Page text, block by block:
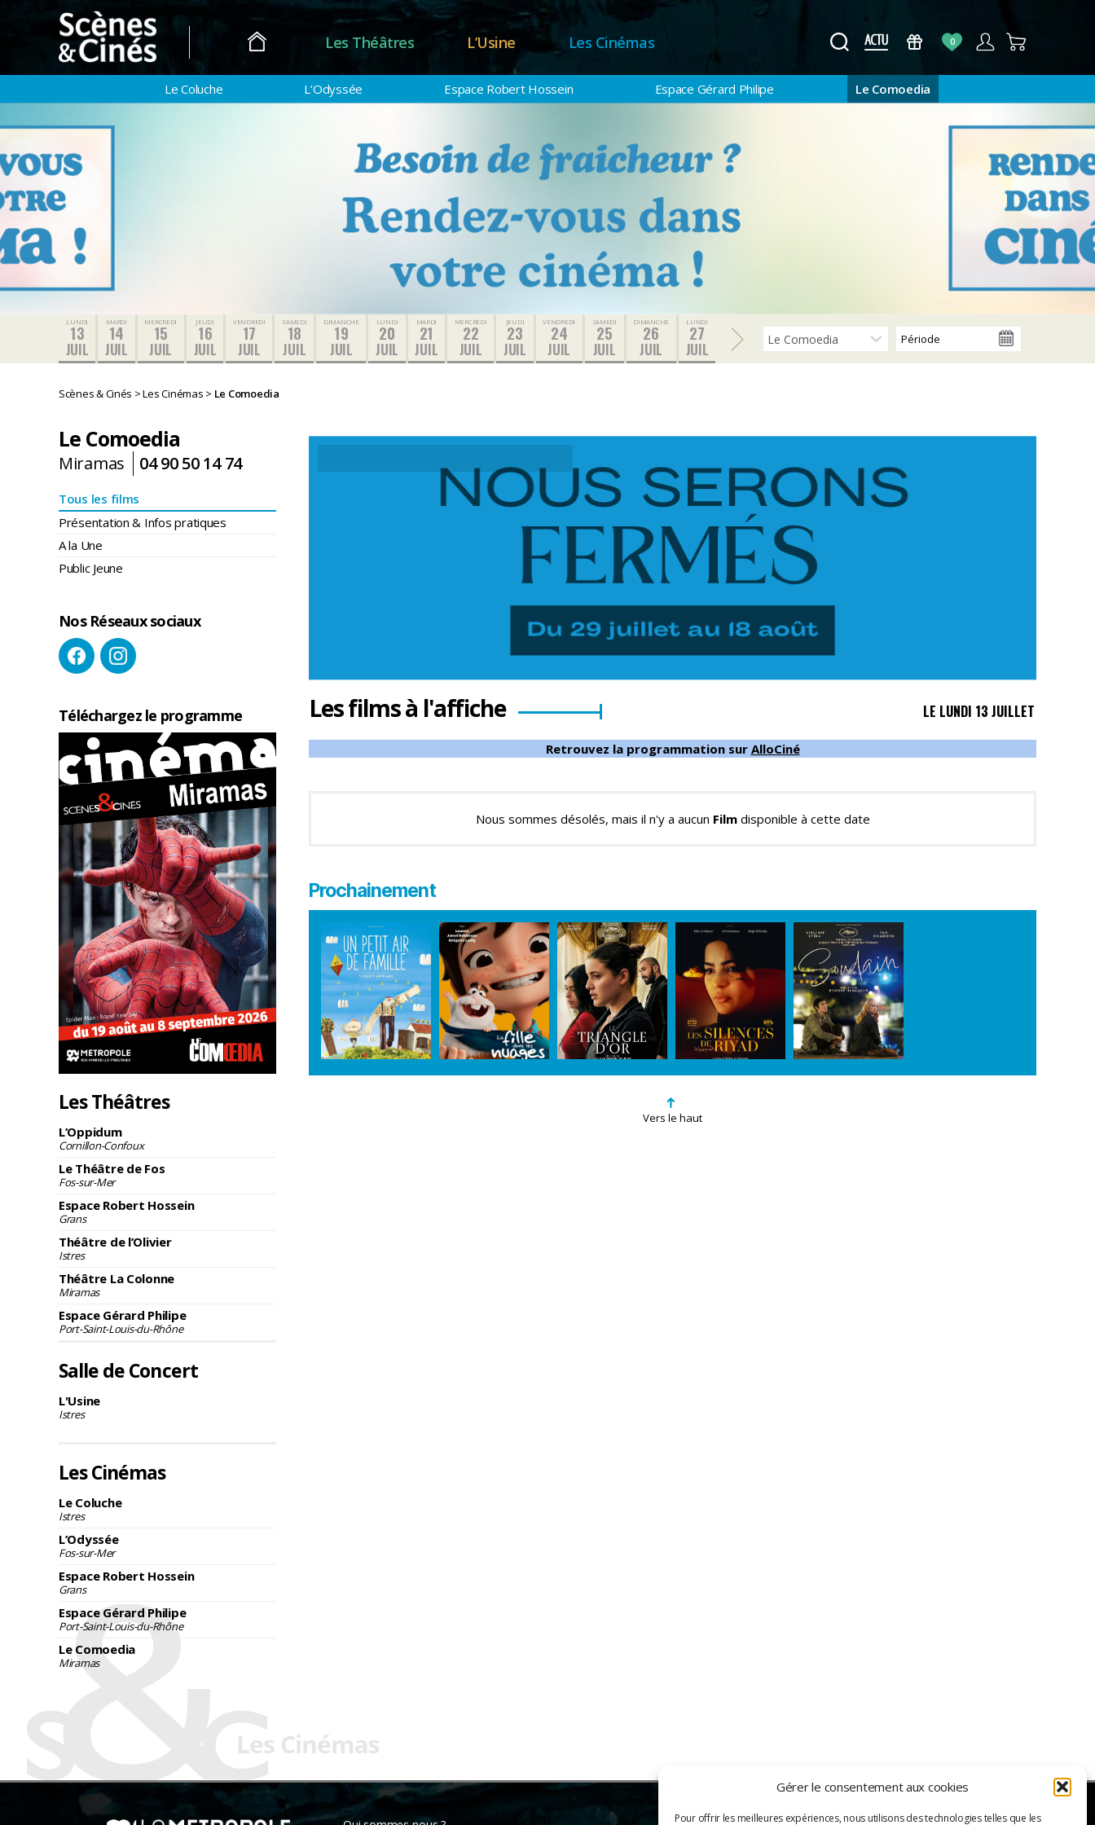
Gérer le consentement aux cookies
Pour offrir les meilleures expériences, nous utilisons des technologies telles que les
Scènes
Cinés
Les Théâtres L’Usine Les Cinémas 0
Le Coluche L’Odyssée Espace Robert Hossein Espace Gérard Philipe Le Comoedia
LUNDI
13
JUIL
MARDI
14
JUIL
MERCREDI
15
JUIL
JEUDI
16
JUIL
VENDREDI
17
JUIL
SAMEDI
18
JUIL
DIMANCHE
19
JUIL
LUNDI
20
JUIL
MARDI
21
JUIL
MERCREDI
22
JUIL
JEUDI
23
JUIL
VENDREDI
24
JUIL
SAMEDI
25
JUIL
DIMANCHE
26
JUIL
LUNDI
27
JUIL
Scènes & Cinés >Les Cinémas > Le Comoedia
Le Comoedia
Miramas 04 90 50 14 74
Tous les films
Présentation & Infos pratiques
A la Une
Public Jeune
Nos Réseaux sociaux
Téléchargez le programme
Les Théâtres
L’Oppidum
Cornillon-Confoux
Le Théâtre de Fos
Fos-sur-Mer
Espace Robert Hossein
Grans
Théâtre de l’Olivier
Istres
Théâtre La Colonne
Miramas
Espace Gérard Philipe
Port-Saint-Louis-du-Rhône
Salle de Concert
L'Usine
Istres
Les Cinémas
Le Coluche
Istres
L’Odyssée
Fos-sur-Mer
Espace Robert Hossein
Grans
Espace Gérard Philipe
Port-Saint-Louis-du-Rhône
Le Comoedia
Miramas
Les films à l'affiche LE LUNDI 13 JUILLET
Retrouvez la programmation sur AlloCiné
Nous sommes désolés, mais il n'y a aucun Filmdisponible à cette date
Prochainement
Vers le haut
➜